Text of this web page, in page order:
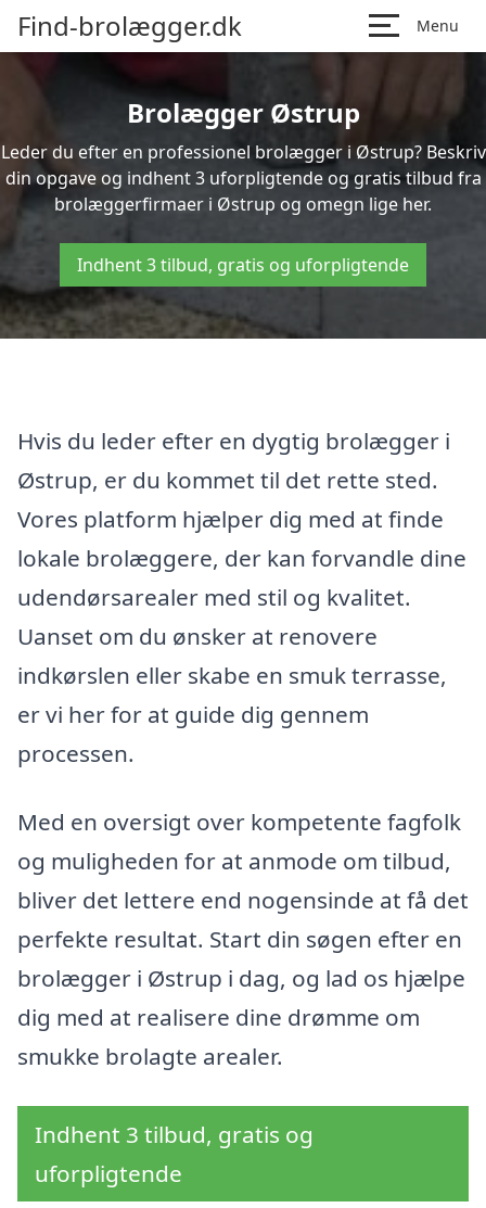
Find-brolægger.dk Menu
Brolægger Østrup
Leder du efter en professionel brolægger i Østrup? Beskriv
din opgave og indhent 3 uforpligtende og gratis tilbud fra
brolæggerfirmaer i Østrup og omegn lige her.
Indhent 3 tilbud, gratis og uforpligtende
Hvis du leder efter en dygtig brolægger i
Østrup, er du kommet til det rette sted.
Vores platform hjælper dig med at finde
lokale brolæggere, der kan forvandle dine
udendørsarealer med stil og kvalitet.
Uanset om du ønsker at renovere
indkørslen eller skabe en smuk terrasse,
er vi her for at guide dig gennem
processen.
Med en oversigt over kompetente fagfolk
og muligheden for at anmode om tilbud,
bliver det lettere end nogensinde at få det
perfekte resultat. Start din søgen efter en
brolægger i Østrup i dag, og lad os hjælpe
dig med at realisere dine drømme om
smukke brolagte arealer.
Indhent 3 tilbud, gratis og
uforpligtende